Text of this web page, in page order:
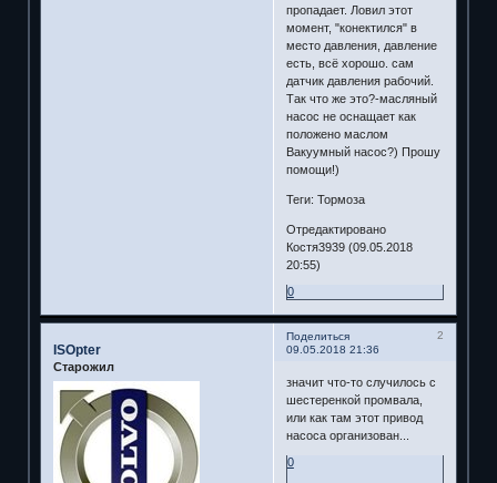
пропадает. Ловил этот
момент, "конектился" в
место давления, давление
есть, всё хорошо. сам
датчик давления рабочий.
Так что же это?-масляный
насос не оснащает как
положено маслом
Вакуумный насос?) Прошу
помощи!)
Теги: Тормоза
Отредактировано
Костя3939 (09.05.2018
20:55)
0
Поделиться
2
09.05.2018 21:36
ISOpter
Старожил
значит что-то случилось с
шестеренкой промвала,
или как там этот привод
насоса организован...
0